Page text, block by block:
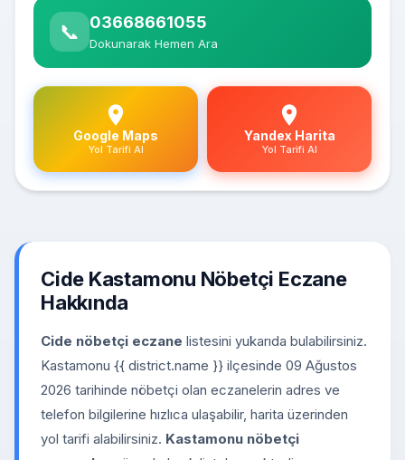
📞 03668661055
Dokunarak Hemen Ara
Google Maps
Yol Tarifi Al
Yandex Harita
Yol Tarifi Al
Cide Kastamonu Nöbetçi Eczane
Hakkında
Cide nöbetçi eczane listesini yukarıda bulabilirsiniz.
Kastamonu {{ district.name }} ilçesinde 09 Ağustos
2026 tarihinde nöbetçi olan eczanelerin adres ve
telefon bilgilerine hızlıca ulaşabilir, harita üzerinden
yol tarifi alabilirsiniz. Kastamonu nöbetçi